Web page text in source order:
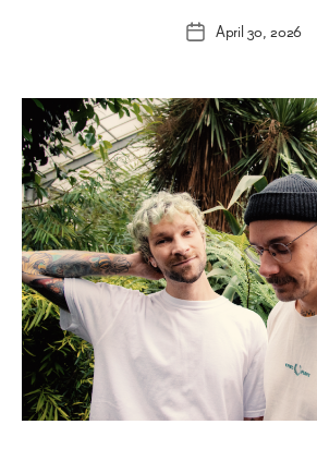
April 30, 2026